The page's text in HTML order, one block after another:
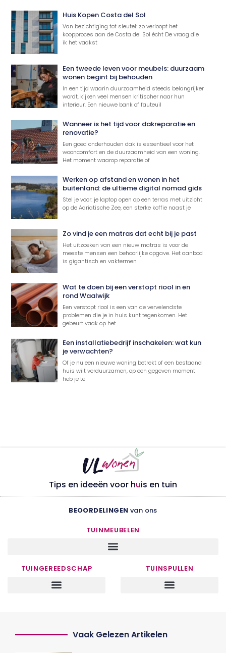
Huis Kopen Costa del Sol
Van bezichtiging tot sleutel: zo verloopt het
koopproces aan de Costa del Sol écht De vraag die
ik het vaakst
Een tweede leven voor meubels: duurzaam
wonen begint bij behouden
In een tijd waarin duurzaamheid steeds belangrijker
wordt, kijken veel mensen kritischer naar hun
interieur. Een nieuwe bank of fauteuil
Wanneer is het tijd voor dakreparatie en
renovatie?
Een goed onderhouden dak is essentieel voor het
wooncomfort en de duurzaamheid van een woning.
Het moment waarop reparatie of
Werken op afstand en wonen in het
buitenland: de ultieme digital nomad gids
Stel je voor: je laptop open op een terras met uitzicht
op de Adriatische Zee, een sterke koffie naast je
Zo vind je een matras dat echt bij je past
Het uitzoeken van een nieuw matras is voor de
meeste mensen een behoorlijke opgave. Het aanbod
is gigantisch en vaktermen
Wat te doen bij een verstopt riool in en
rond Waalwijk
Een verstopt riool is een van de vervelendste
problemen die je in huis kunt tegenkomen. Het
gebeurt vaak op het
Een installatiebedrijf inschakelen: wat kun
je verwachten?
Of je nu een nieuwe woning betrekt of een bestaand
huis wilt verduurzamen, op een gegeven moment
heb je te
Tips en ideeën voor huis en tuin
BEOORDELINGEN van ons
TUINMEUBELEN
TUINGEREEDSCHAP TUINSPULLEN
Vaak Gelezen Artikelen